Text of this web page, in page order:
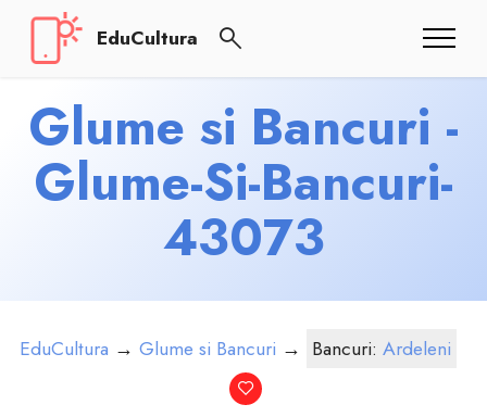
EduCultura
Glume si Bancuri -
Glume-Si-Bancuri-
43073
EduCultura → Glume si Bancuri → Bancuri: Ardeleni